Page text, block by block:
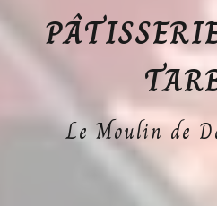
Le Moulin de